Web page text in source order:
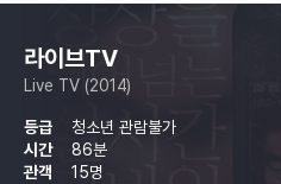
라이브TV
Live TV (2014)
등급
청소년 관람불가
시간
86분
관객
15명